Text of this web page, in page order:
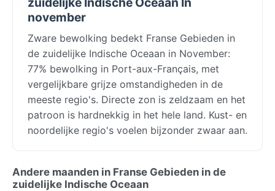
november
Zware bewolking bedekt Franse Gebieden in
de zuidelijke Indische Oceaan in November:
77% bewolking in Port-aux-Français, met
vergelijkbare grijze omstandigheden in de
meeste regio's. Directe zon is zeldzaam en het
patroon is hardnekkig in het hele land. Kust- en
noordelijke regio's voelen bijzonder zwaar aan.
Andere maanden in Franse Gebieden in de
zuidelijke Indische Oceaan